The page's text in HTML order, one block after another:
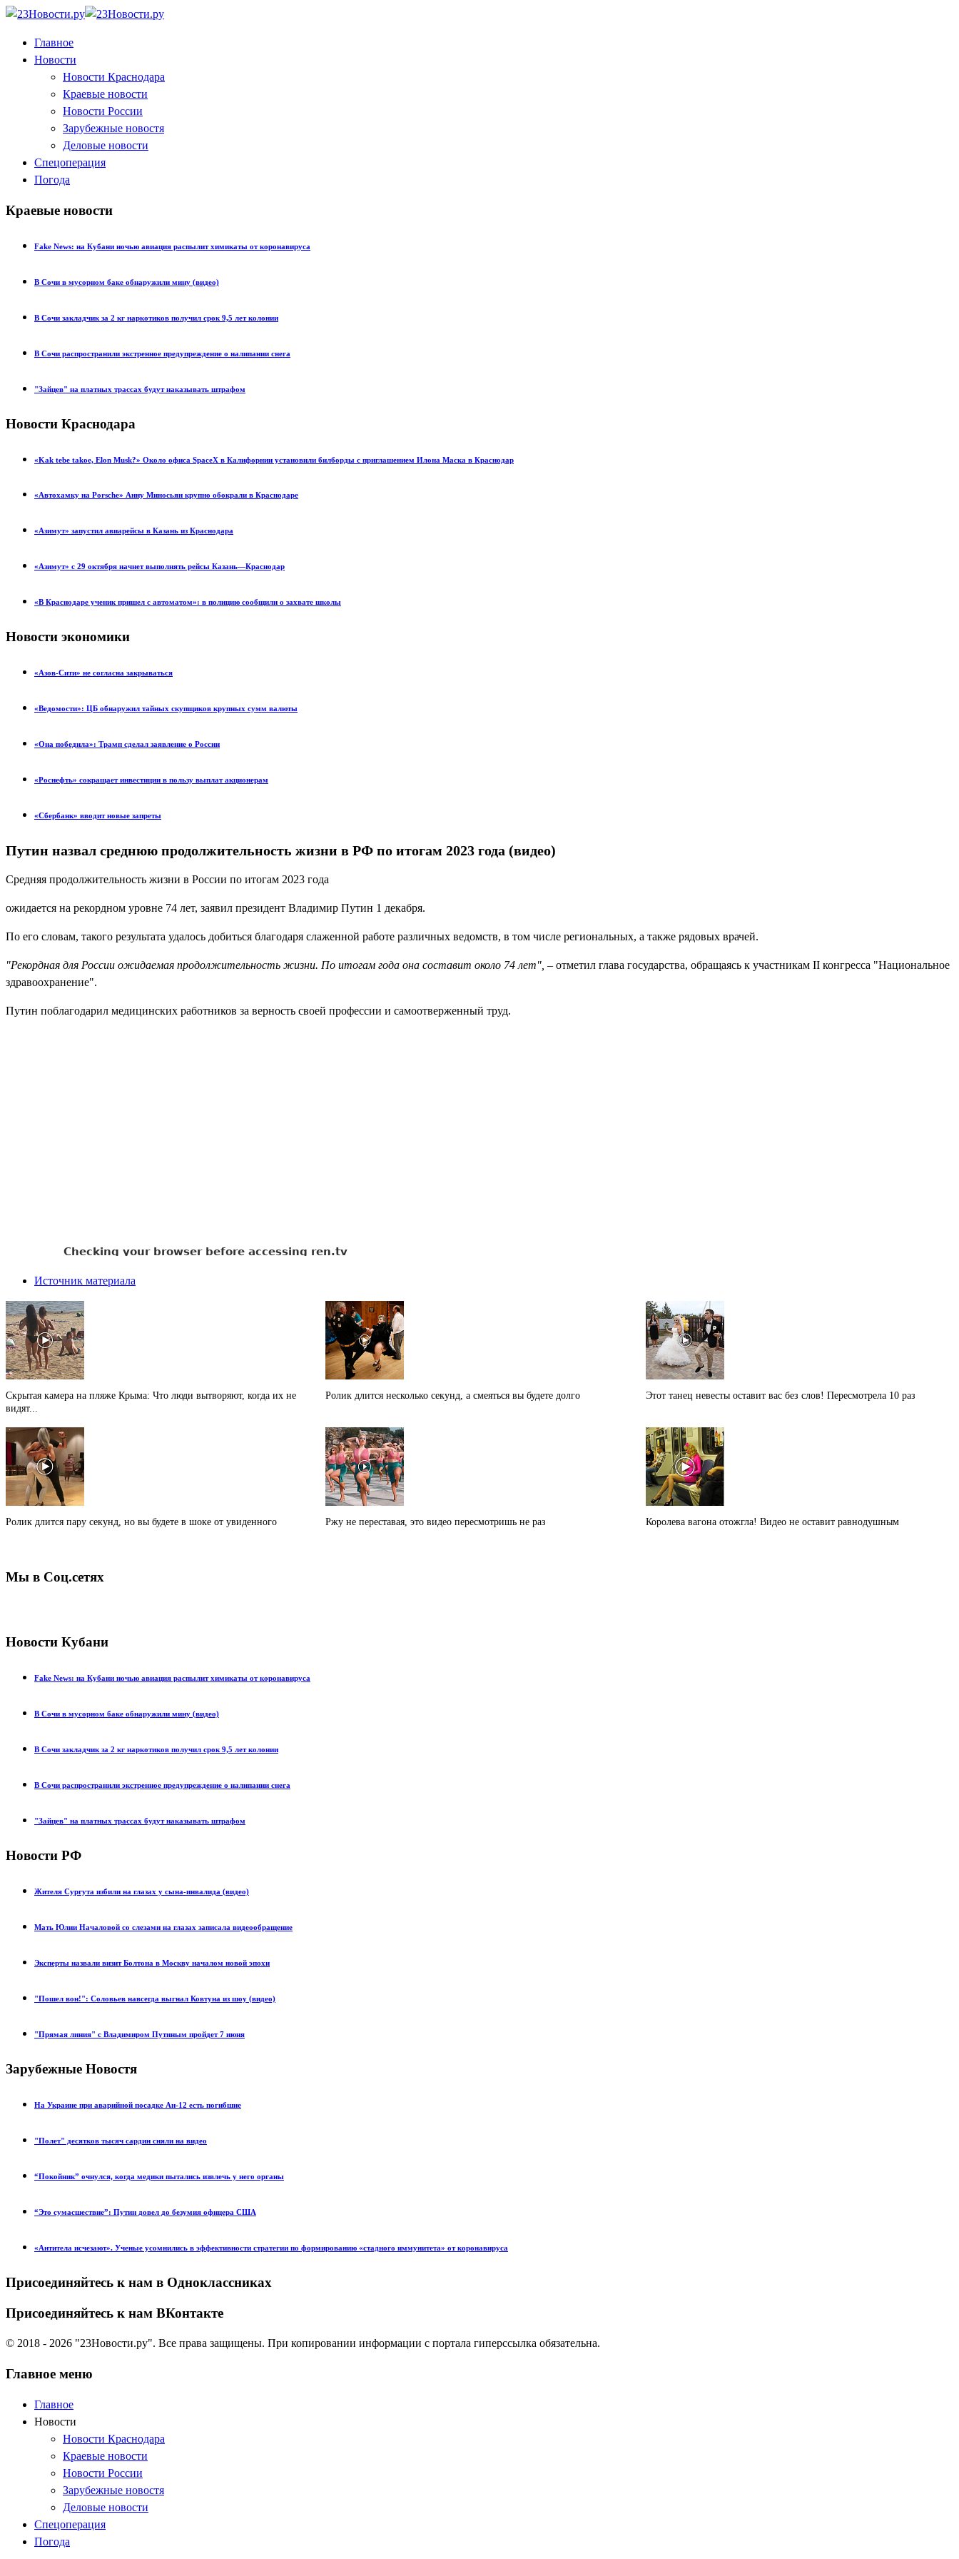
Главное
Новости
Новости Краснодара
Краевые новости
Новости России
Зарубежные новостя
Деловые новости
Спецоперация
Погода
Краевые новости
Fake News: на Кубани ночью авиация распылит химикаты от коронавируса
В Сочи в мусорном баке обнаружили мину (видео)
В Сочи закладчик за 2 кг наркотиков получил срок 9,5 лет колонии
В Сочи распространили экстренное предупреждение о налипании снега
"Зайцев" на платных трассах будут наказывать штрафом
Новости Краснодара
«Kak tebe takoe, Elon Musk?» Около офиса SpaceX в Калифорнии установили билборды с приглашением Илона Маска в Краснодар
«Автохамку на Porsche» Анну Миносьян крупно обокрали в Краснодаре
«Азимут» запустил авиарейсы в Казань из Краснодара
«Азимут» с 29 октября начнет выполнять рейсы Казань—Краснодар
«В Краснодаре ученик пришел с автоматом»: в полицию сообщили о захвате школы
Новости экономики
«Азов-Сити» не согласна закрываться
«Ведомости»: ЦБ обнаружил тайных скупщиков крупных сумм валюты
«Она победила»: Трамп сделал заявление о России
«Роснефть» сокращает инвестиции в пользу выплат акционерам
«Сбербанк» вводит новые запреты
Путин назвал среднюю продолжительность жизни в РФ по итогам 2023 года (видео)
Средняя продолжительность жизни в России по итогам 2023 года
ожидается на рекордном уровне 74 лет, заявил президент Владимир Путин 1 декабря.
По его словам, такого результата удалось добиться благодаря слаженной работе различных ведомств, в том числе региональных, а также рядовых врачей.
"Рекордная для России ожидаемая продолжительность жизни. По итогам года она составит около 74 лет", – отметил глава государства, обращаясь к участникам II конгресса "Национальное
здравоохранение".
Путин поблагодарил медицинских работников за верность своей профессии и самоотверженный труд.
Источник материала
Скрытая камера на пляже Крыма: Что люди вытворяют, когда их не
видят...
Ролик длится несколько секунд, а смеяться вы будете долго Этот танец невесты оставит вас без слов! Пересмотрела 10 раз
Ролик длится пару секунд, но вы будете в шоке от увиденного Ржу не переставая, это видео пересмотришь не раз Королева вагона отожгла! Видео не оставит равнодушным
Мы в Соц.сетях
Новости Кубани
Fake News: на Кубани ночью авиация распылит химикаты от коронавируса
В Сочи в мусорном баке обнаружили мину (видео)
В Сочи закладчик за 2 кг наркотиков получил срок 9,5 лет колонии
В Сочи распространили экстренное предупреждение о налипании снега
"Зайцев" на платных трассах будут наказывать штрафом
Новости РФ
Жителя Сургута избили на глазах у сына-инвалида (видео)
Мать Юлии Началовой со слезами на глазах записала видеообращение
Эксперты назвали визит Болтона в Москву началом новой эпохи
"Пошел вон!": Соловьев навсегда выгнал Ковтуна из шоу (видео)
"Прямая линия" с Владимиром Путиным пройдет 7 июня
Зарубежные Новостя
На Украине при аварийной посадке Ан-12 есть погибшие
"Полет" десятков тысяч сардин сняли на видео
“Покойник” очнулся, когда медики пытались извлечь у него органы
“Это сумасшествие”: Путин довел до безумия офицера США
«Антитела исчезают». Ученые усомнились в эффективности стратегии по формированию «стадного иммунитета» от коронавируса
Присоединяйтесь к нам в Одноклассниках
Присоединяйтесь к нам ВКонтакте
© 2018 - 2026 "23Новости.ру". Все права защищены. При копировании информации с портала гиперссылка обязательна.
Главное меню
Главное
Новости
Новости Краснодара
Краевые новости
Новости России
Зарубежные новостя
Деловые новости
Спецоперация
Погода